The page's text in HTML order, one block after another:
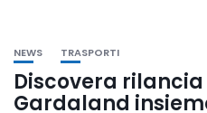
NEWS TRASPORTI
Discovera rilancia
Gardaland